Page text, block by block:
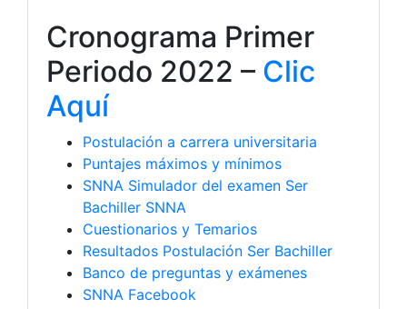
Cronograma Primer
Periodo 2022 – Clic
Aquí
Postulación a carrera universitaria
Puntajes máximos y mínimos
SNNA Simulador del examen Ser
Bachiller SNNA
Cuestionarios y Temarios
Resultados Postulación Ser Bachiller
Banco de preguntas y exámenes
SNNA Facebook